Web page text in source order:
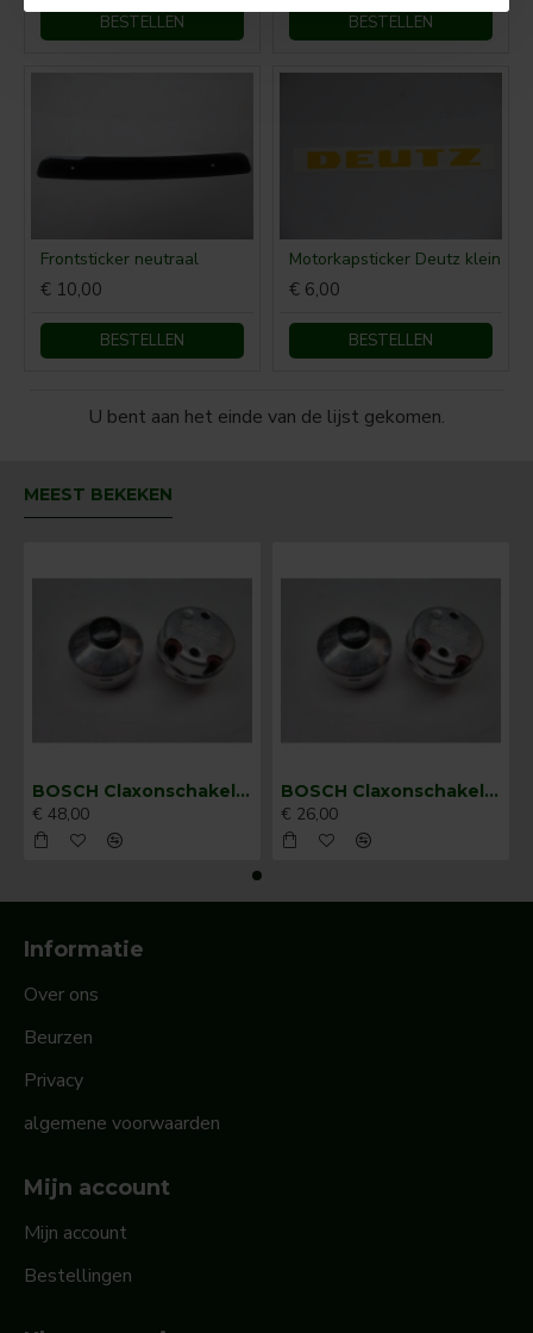
BESTELLEN BESTELLEN
Frontsticker neutraal
€ 10,00
BESTELLEN
Motorkapsticker Deutz klein
€ 6,00
BESTELLEN
U bent aan het einde van de lijst gekomen.
MEEST BEKEKEN
BOSCH Claxonschakelaar opbouw ⌀ 35 mm 0343013001
€ 48,00
BOSCH Claxonschakelaar opbouw ⌀26 mm 0343007001
€ 26,00
Informatie
Over ons
Beurzen
Privacy
algemene voorwaarden
Mijn account
Mijn account
Bestellingen